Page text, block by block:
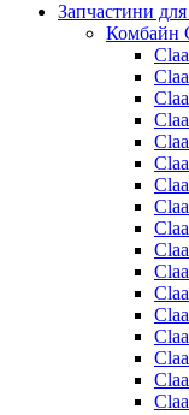
Запчастини
Комбайн